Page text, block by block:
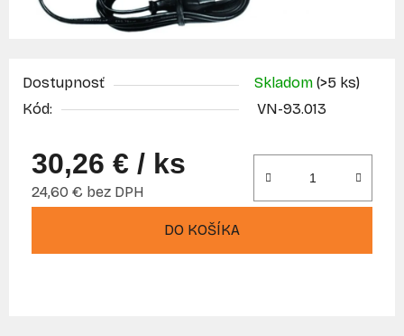
Dostupnosť Skladom (>5 ks)
Kód:
VN-93.013
30,26 € / ks
24,60 € bez DPH
DO KOŠÍKA